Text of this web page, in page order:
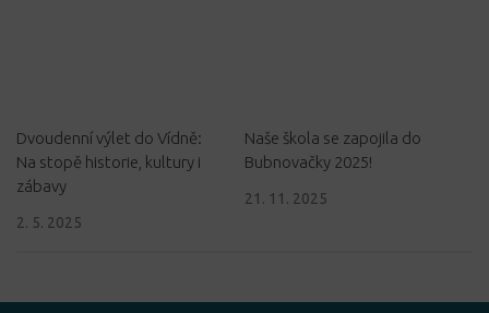
Dvoudenní výlet do Vídně:
Na stopě historie, kultury i
zábavy
2. 5. 2025
Naše škola se zapojila do
Bubnovačky 2025!
21. 11. 2025